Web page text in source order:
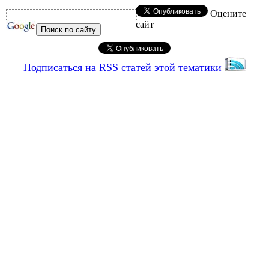
Оцените
сайт
Подписаться на RSS статей этой тематики